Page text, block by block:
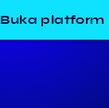
Buka platform